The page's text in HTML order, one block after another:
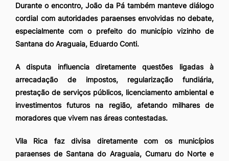
Durante o encontro, João da Pá também manteve diálogo
cordial com autoridades paraenses envolvidas no debate,
especialmente com o prefeito do município vizinho de
Santana do Araguaia, Eduardo Conti.
A disputa influencia diretamente questões ligadas à
arrecadação de impostos, regularização fundiária,
prestação de serviços públicos, licenciamento ambiental e
investimentos futuros na região, afetando milhares de
moradores que vivem nas áreas contestadas.
Vila Rica faz divisa diretamente com os municípios
paraenses de Santana do Araguaia, Cumaru do Norte e